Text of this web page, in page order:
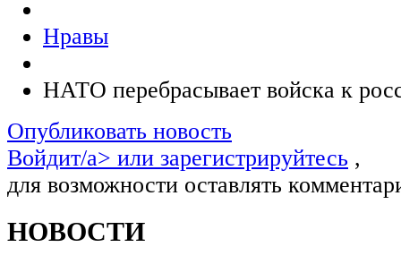
Нравы
НАТО перебрасывает войска к
Опубликовать новость
Войдит/a> или зарегистрируйтесь ,
для возможности оставлять
НОВОСТИ